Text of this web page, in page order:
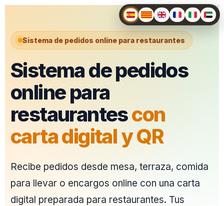
Sistema de pedidos online para restaurantes
Sistema de pedidos
online para
restaurantescon
carta digital y QR
Recibe pedidos desde mesa, terraza, comida
para llevar o encargos online con una carta
digital preparada para restaurantes. Tus